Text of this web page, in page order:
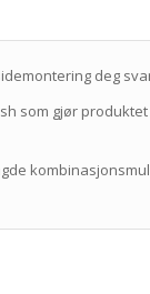
deg
som gjør